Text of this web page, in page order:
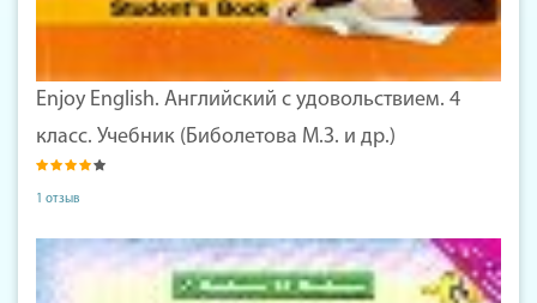
Enjoy English. Английский с удовольствием. 4
класс. Учебник (Биболетова М.З. и др.)
1 отзыв